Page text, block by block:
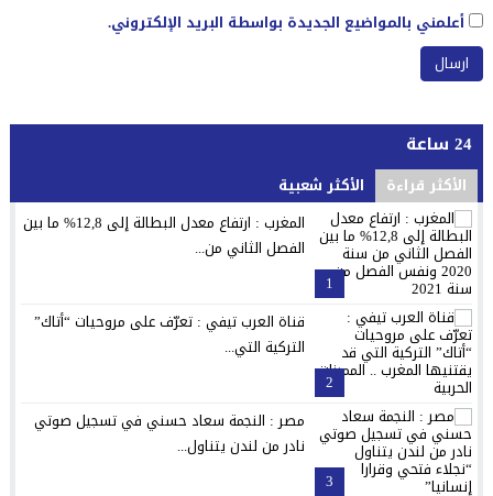
أعلمني بالمواضيع الجديدة بواسطة البريد الإلكتروني.
24 ساعة
الأكثر قراءة الأكثر شعبية
1
المغرب : ارتفاع معدل البطالة إلى 12,8% ما بين
الفصل الثاني من...
2
قناة العرب تيفي : تعرّف على مروحيات “أتاك”
التركية التي...
3
مصر : النجمة سعاد حسني في تسجيل صوتي
نادر من لندن يتناول...